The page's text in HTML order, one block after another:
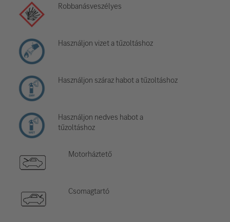
Robbanásveszélyes
Használjon vizet a tűzoltáshoz
Használjon száraz habot a tűzoltáshoz
Használjon nedves habot a
tűzoltáshoz
Motorháztető
Csomagtartó